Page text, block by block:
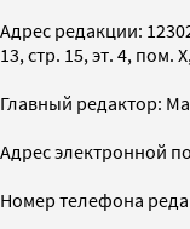
Адрес редакции:
13, стр. 15, эт. 4, пом.
Главный редактор:
Адрес электронной
Номер телефона